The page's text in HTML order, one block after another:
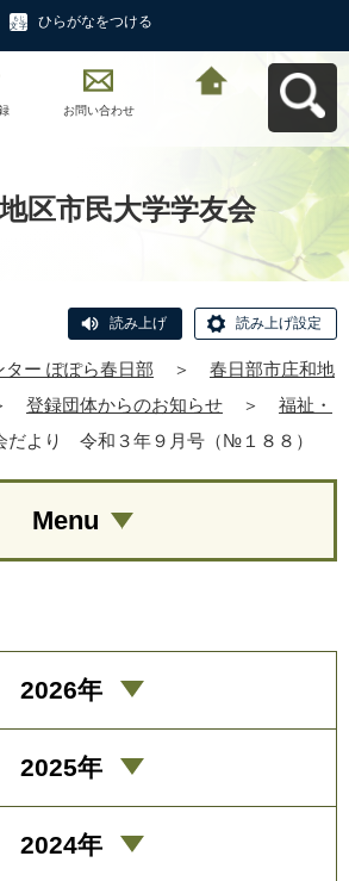
ひらがなをつける
お問い合わせ
区市民大学学友会
読み上げ 読み上げ設定
ー ぽぽら春日部 ＞
春日部市庄和地
登録団体からのお知らせ ＞
福祉・
だより 令和３年９月号（№１８８）
Menu
2026年
2025年
2024年